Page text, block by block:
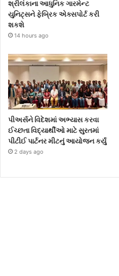
શ્રીલંકાના આધુનિક ગારમેન્ટ
યુનિટ્સને ફેબ્રિક એક્સપોર્ટ કરી
શકશે
14 hours ago
પીઅર્સને વિદેશમાં અભ્યાસ કરવા
ઈચ્છતા વિદ્યાર્થીઓ માટે સુરતમાં
પીટીઈ પાર્ટનર મીટનું આયોજન કર્યું
2 days ago